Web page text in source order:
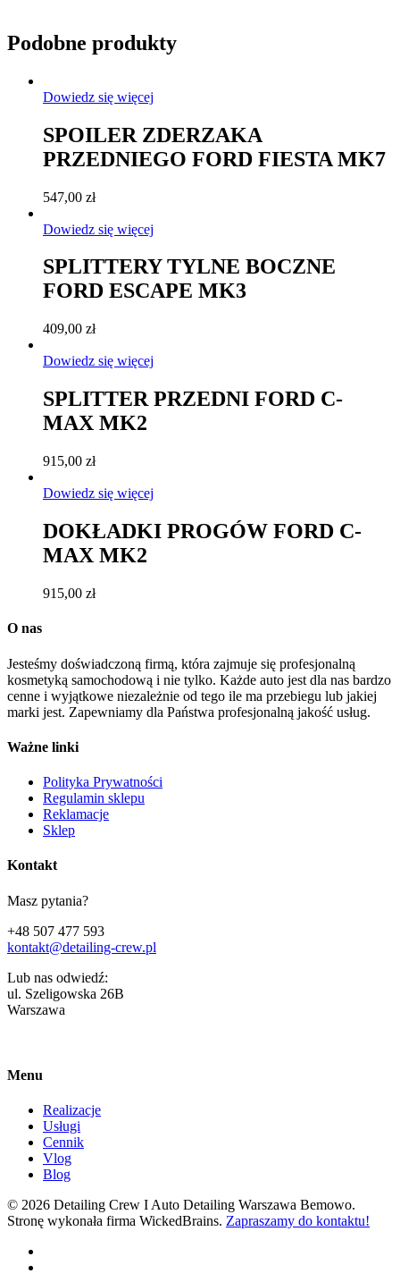
Podobne produkty
Dowiedz się więcej
SPOILER ZDERZAKA
PRZEDNIEGO FORD FIESTA MK7
547,00 zł
Dowiedz się więcej
SPLITTERY TYLNE BOCZNE
FORD ESCAPE MK3
409,00 zł
Dowiedz się więcej
SPLITTER PRZEDNI FORD C-
MAX MK2
915,00 zł
Dowiedz się więcej
DOKŁADKI PROGÓW FORD C-
MAX MK2
915,00 zł
O nas
Jesteśmy doświadczoną firmą, która zajmuje się profesjonalną
kosmetyką samochodową i nie tylko. Każde auto jest dla nas bardzo
cenne i wyjątkowe niezależnie od tego ile ma przebiegu lub jakiej
marki jest. Zapewniamy dla Państwa profesjonalną jakość usług.
Ważne linki
Polityka Prywatności
Regulamin sklepu
Reklamacje
Sklep
Kontakt
Masz pytania?
+48 507 477 593
kontakt@detailing-crew.pl
Lub nas odwiedź:
ul. Szeligowska 26B
Warszawa
Menu
Realizacje
Usługi
Cennik
Vlog
Blog
© 2026 Detailing Crew I Auto Detailing Warszawa Bemowo.
Stronę wykonała firma WickedBrains. Zapraszamy do kontaktu!